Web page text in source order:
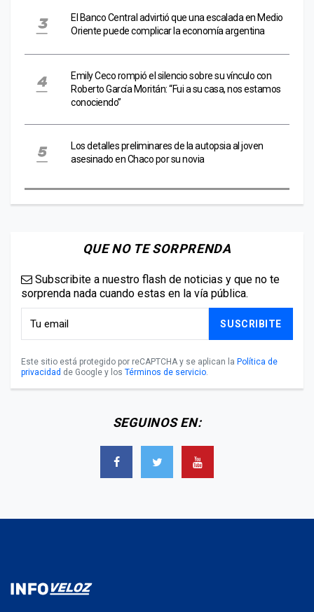
El Banco Central advirtió que una escalada en Medio
Oriente puede complicar la economía argentina
Emily Ceco rompió el silencio sobre su vínculo con
Roberto García Moritán: “Fui a su casa, nos estamos
conociendo”
Los detalles preliminares de la autopsia al joven
asesinado en Chaco por su novia
QUE NO TE SORPRENDA
Subscribite a nuestro flash de noticias y que no te
sorprenda nada cuando estas en la vía pública.
SUSCRIBITE
Este sitio está protegido por reCAPTCHA y se aplican la Política de
privacidad de Google y los Términos de servicio.
SEGUINOS EN: